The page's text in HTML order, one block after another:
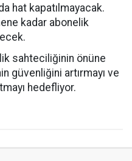
hat kapatılmayacak.
kadar abonelik
sahteciliğinin önüne
güvenliğini artırmayı ve
hedefliyor.